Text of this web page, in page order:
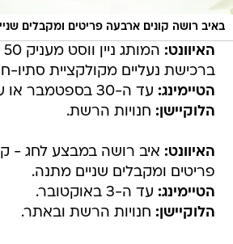
באיב רושה קונים ארבעה פריטים ומקבלים
האיוונט:
ברכישת נעליים מקולקציית סתיו-
הטיימינג: עד ה-30 בספטמבר או עד גמר המלאי.
הלוקיישן: חנויות הרשת.
האיוונט: איב רושה במבצע לחג -
פריטים ומקבלים שניים מתנה.
הטיימינג: עד ה-3 באוקטובר.
הלוקיישן: חנויות הרשת ובאתר.